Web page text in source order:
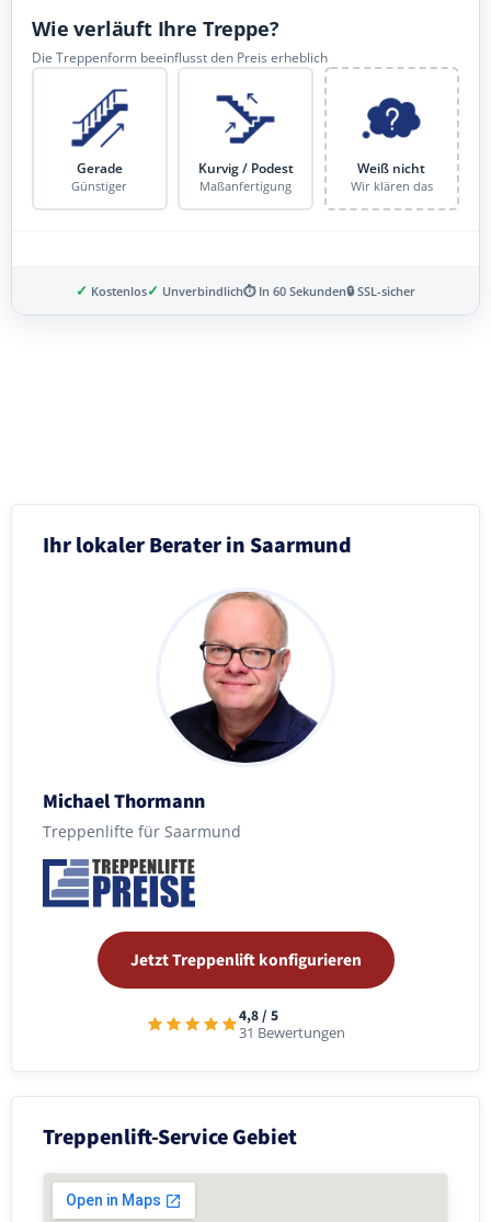
Wie verläuft Ihre Treppe?
Die Treppenform beeinflusst den Preis erheblich
Gerade
Günstiger
Kurvig / Podest
Maßanfertigung
Weiß nicht
Wir klären das
✓ Kostenlos✓ Unverbindlich⏱ In 60 Sekunden🔒 SSL-sicher
Ihr lokaler Berater in Saarmund
Michael Thormann
Treppenlifte für Saarmund
Jetzt Treppenlift konfigurieren
4,8 / 5
31 Bewertungen
Treppenlift-Service Gebiet